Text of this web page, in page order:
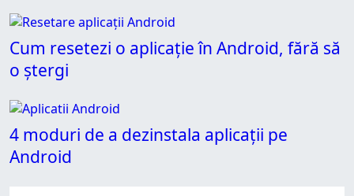
Cum resetezi o aplicație în Android, fără să
o ștergi
4 moduri de a dezinstala aplicații pe
Android